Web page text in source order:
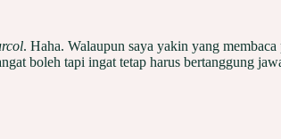
. Haha. Walaupun saya yakin yang
boleh tapi ingat tetap harus bertanggung